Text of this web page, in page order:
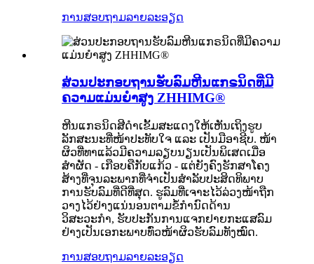
ການສອບຖາມລາຍລະອຽດ
ສ່ວນປະກອບຖານຮັບລົມຫີນແກຣນິດທີ່ມີ
ຄວາມແມ່ນຍໍາສູງ ZHHIMG®
ຫີນແກຣນິດສີດຳເຂັ້ມສະແດງໃຫ້ເຫັນເຖິງຮູບ
ລັກສະນະທີ່ໜ້າປະທັບໃຈ ແລະ ເປັນມືອາຊີບ. ໜ້າ
ຜິວທີ່ທາແລ້ວມີຄວາມລຽບນຽນເປັນພິເສດເມື່ອ
ສຳຜັດ - ເກືອບຄືກັບແກ້ວ - ແຕ່ຍັງຄົງຮັກສາໂຄງ
ສ້າງທີ່ຈຸນລະພາກທີ່ຈຳເປັນສຳລັບປະສິດທິພາບ
ການຮັບລົມທີ່ດີທີ່ສຸດ. ຮູລົມທີ່ເຈາະໄວ້ລ່ວງໜ້າຖືກ
ວາງໄວ້ຢ່າງແນ່ນອນຕາມຂໍ້ກຳນົດດ້ານ
ວິສະວະກຳ, ຮັບປະກັນການແຈກຢາຍກະແສລົມ
ຢ່າງເປັນເອກະພາບທົ່ວໜ້າຜິວຮັບລົມທັງໝົດ.
ການສອບຖາມລາຍລະອຽດ